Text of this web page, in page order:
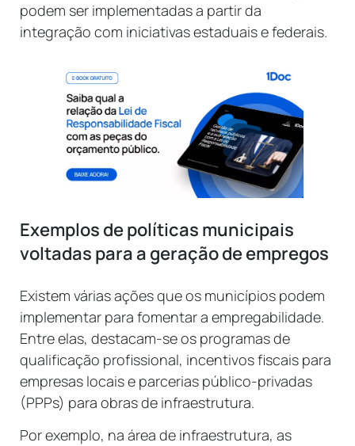
podem ser implementadas a partir da
integração com iniciativas estaduais e federais.
Exemplos de políticas municipais
voltadas para a geração de empregos
Existem várias ações que os municípios podem
implementar para fomentar a empregabilidade.
Entre elas, destacam-se os programas de
qualificação profissional, incentivos fiscais para
empresas locais e parcerias público-privadas
(PPPs) para obras de infraestrutura.
Por exemplo, na área de infraestrutura, as